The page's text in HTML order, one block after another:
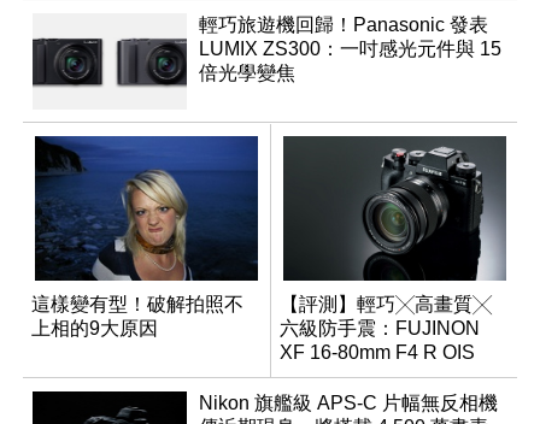
輕巧旅遊機回歸！Panasonic 發表
LUMIX ZS300：一吋感光元件與 15
倍光學變焦
這樣變有型！破解拍照不
上相的9大原因
【評測】輕巧╳高畫質╳
六級防手震：FUJINON
XF 16-80mm F4 R OIS
WR
Nikon 旗艦級 APS-C 片幅無反相機